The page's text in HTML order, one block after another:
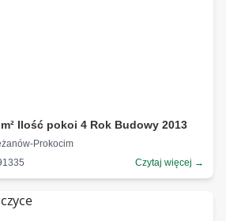
Ilość pokoi 4 Rok Budowy 2013
Prokocim
Czytaj więcej →